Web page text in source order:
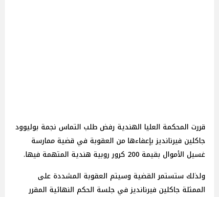
قررت المحكمة العليا الهندية رفض طلب التماس نجمة بوليوود
جاكلين فيرنانديز بإعفاءها من العقوبة في قضية ممارسة
غسيل الأموال بقيمة 200 كرور روبية هندية المتهمة فيها.
ولذلك ستستمر القضية وسيتم العقوبة المشددة على
الممثلة جاكلين فيرنانديز في جلسة الحكم النهائية المقرر